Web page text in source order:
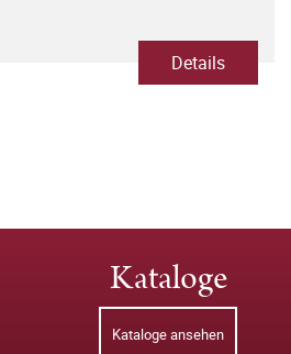
Details
Kataloge
Kataloge ansehen